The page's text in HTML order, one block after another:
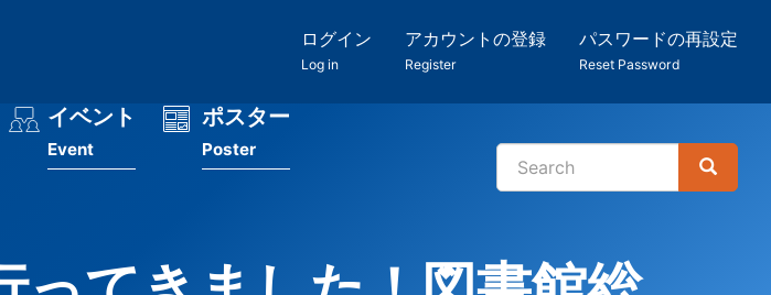
ログイン
Log in
アカウントの登録
Register
パスワードの再設定
Reset Password
イベント
Event
ポスター
Poster
検
Search
Search